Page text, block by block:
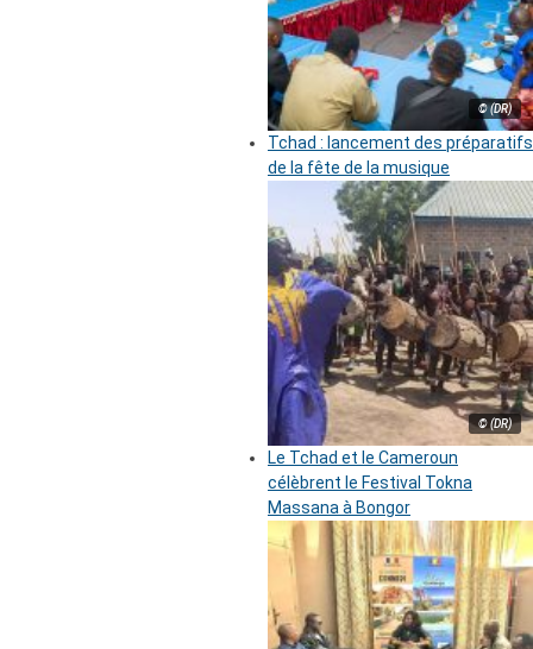
© (DR)
Tchad : lancement des préparatifs
de la fête de la musique
© (DR)
Le Tchad et le Cameroun
célèbrent le Festival Tokna
Massana à Bongor